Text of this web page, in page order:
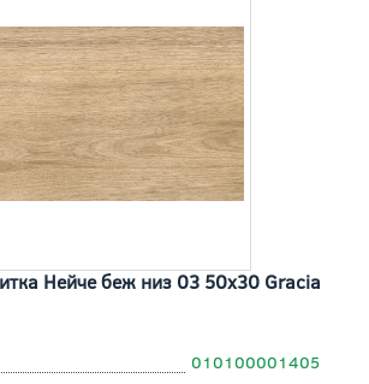
Нейче беж низ 03 50x30 Gracia
010100001405